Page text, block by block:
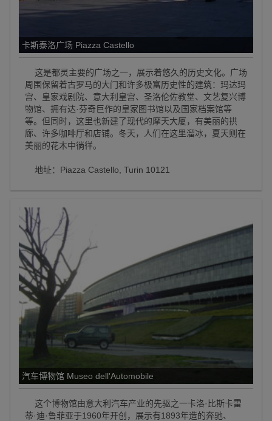
卡斯泰洛广场 Piazza Castello
这是都灵主要的广场之一，展示着悠久的历史文化。广场
周围保留着古罗马的大门和许多极富历史性的建筑：玛达玛
宫、皇家戏剧院、意大利皇宫、圣洛伦佐教堂、文艺复兴博
物馆、拥有达·芬奇巨作的皇家图书馆以及国家档案馆等
等。但同时，这里也新建了现代的摩天大厦，有美丽的拱
廊、许多咖啡厅和店铺。冬天，人们在这里溜冰，夏天则在
美丽的花木中徜徉。
地址：Piazza Castello, Turin 10121
汽车博物馆 Museo dell'Automobile
这个博物馆由意大利汽车产业的先驱之一卡洛·比斯卡雷
蒂·迪·鲁菲亚于1960年开创，展示有1893年造的奔驰、